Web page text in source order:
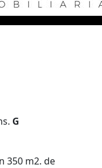
G
350 m2. de